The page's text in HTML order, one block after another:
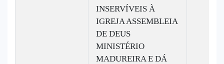
INSERVÍVEIS À
IGREJA ASSEMBLEIA
DE DEUS
MINISTÉRIO
MADUREIRA E DÁ